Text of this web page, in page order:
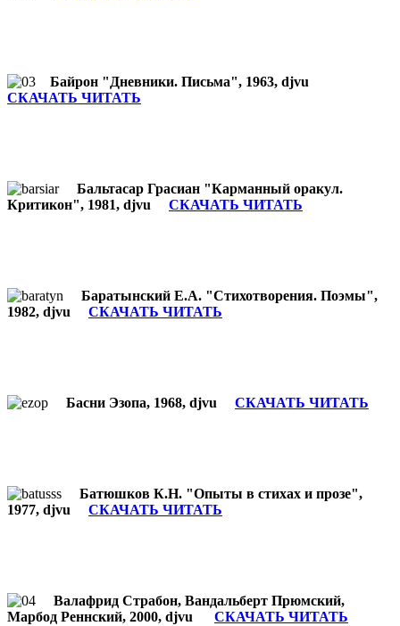
Байрон "Дневники. Письма", 1963, djvu
СКАЧАТЬ ЧИТАТЬ
Бальтасар Грасиан "Карманный оракул.
Критикон", 1981, djvu СКАЧАТЬ ЧИТАТЬ
Баратынский Е.А. "Стихотворения. Поэмы",
1982, djvu СКАЧАТЬ ЧИТАТЬ
Басни Эзопа, 1968, djvu СКАЧАТЬ ЧИТАТЬ
Батюшков К.Н. "Опыты в стихах и прозе",
1977, djvu СКАЧАТЬ ЧИТАТЬ
Валафрид Страбон, Вандальберт Прюмский,
Марбод Реннский, 2000, djvu СКАЧАТЬ ЧИТАТЬ